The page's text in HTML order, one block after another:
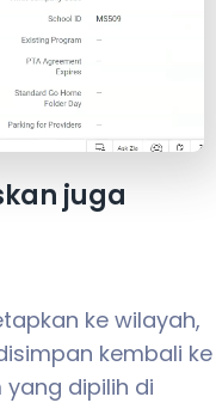
juga
ke wilayah,
kembali ke
dipilih di